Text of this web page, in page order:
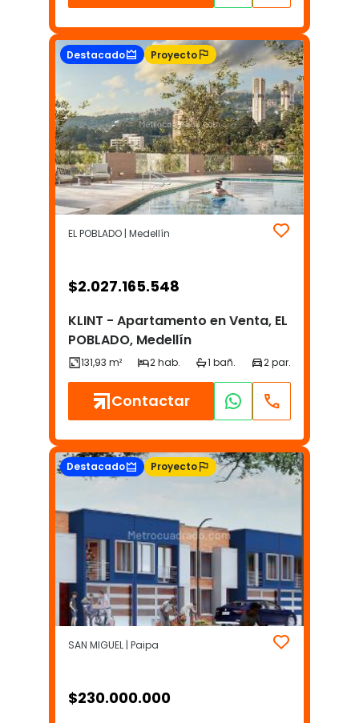
Destacado Proyecto
EL POBLADO | Medellín
$2.027.165.548
KLINT - Apartamento en Venta, EL
POBLADO, Medellín
Contactar
Destacado Proyecto
SAN MIGUEL | Paipa
$230.000.000